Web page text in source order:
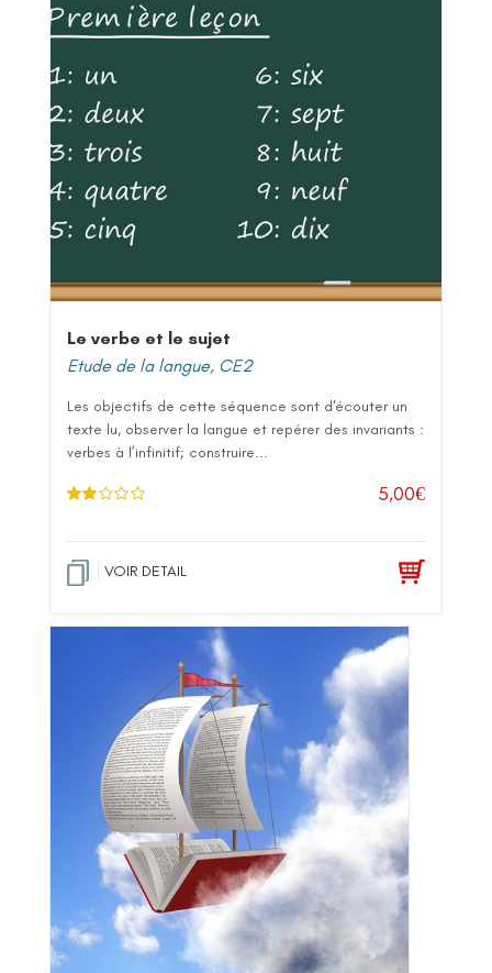
Le verbe et le sujet
Etude de la langue, CE2
Les objectifs de cette séquence sont d'écouter un
texte lu, observer la langue et repérer des invariants :
verbes à l’infinitif; construire...
5,00€
VOIR DETAIL